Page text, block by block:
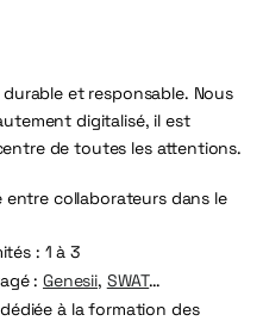
et responsable. Nous
digitalisé, il est
de toutes les attentions.
collaborateurs dans le
: 1 à 3
: Genesii, SWAT…
à la formation des